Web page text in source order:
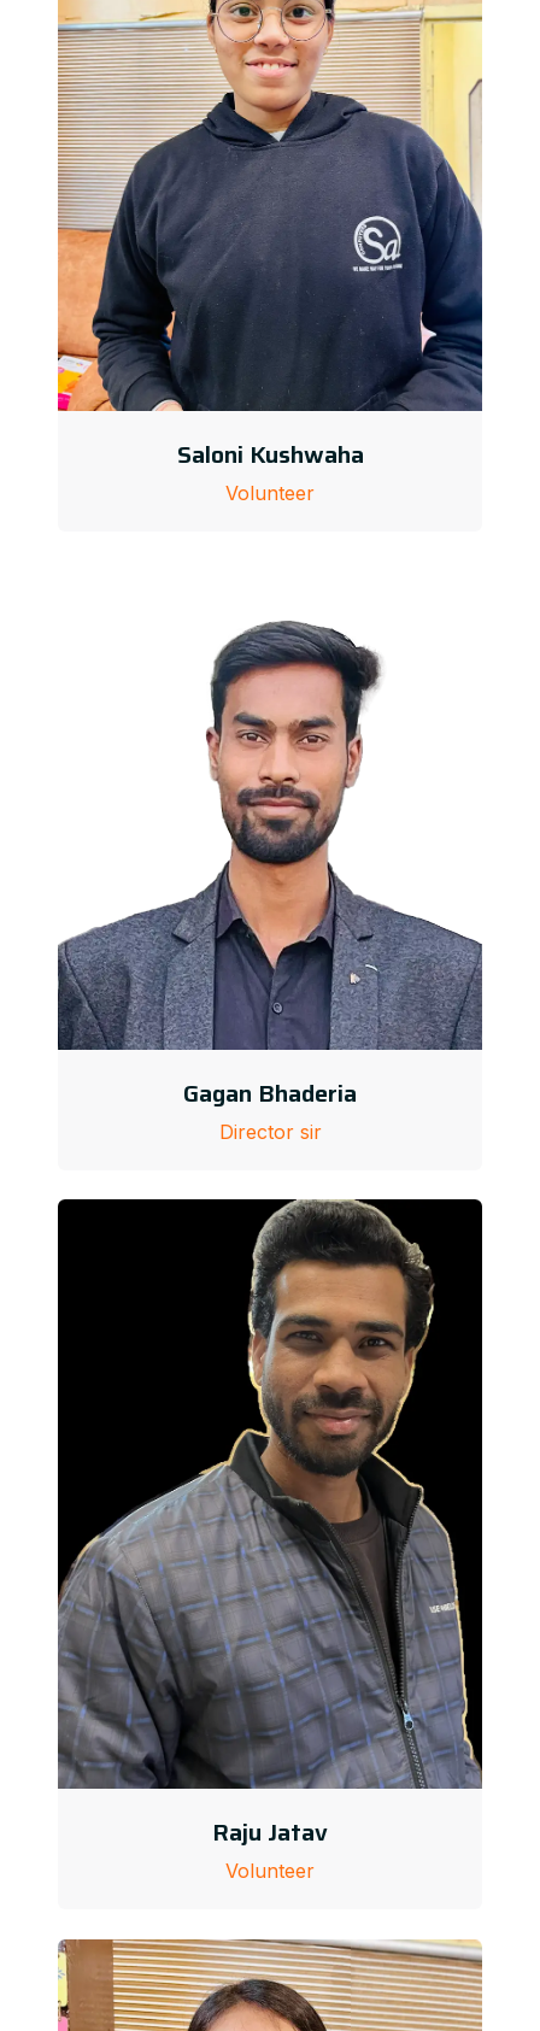
Saloni Kushwaha
Volunteer
Gagan Bhaderia
Director sir
Raju Jatav
Volunteer